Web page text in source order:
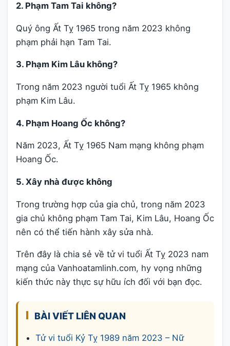
2. Phạm Tam Tai không?
Quý ông Ất Tỵ 1965 trong năm 2023 không
phạm phải hạn Tam Tai.
3. Phạm Kim Lâu không?
Trong năm 2023 người tuổi Ất Tỵ 1965 không
phạm Kim Lâu.
4. Phạm Hoang Ốc không?
Năm 2023, Ất Tỵ 1965 Nam mạng không phạm
Hoang Ốc.
5. Xây nhà được không
Trong trường hợp của gia chủ, trong năm 2023
gia chủ không phạm Tam Tai, Kim Lâu, Hoang Ốc
nên có thể tiến hành xây sửa nhà.
Trên đây là chia sẻ về tử vi tuổi Ất Tỵ 2023 nam
mạng của Vanhoatamlinh.com, hy vọng những
kiến thức này thực sự hữu ích đối với bạn đọc.
BÀI VIẾT LIÊN QUAN
Tử vi tuổi Kỷ Tỵ 1989 năm 2023 – Nữ